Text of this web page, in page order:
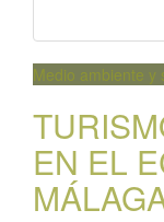
Medio ambiente y
EN EL